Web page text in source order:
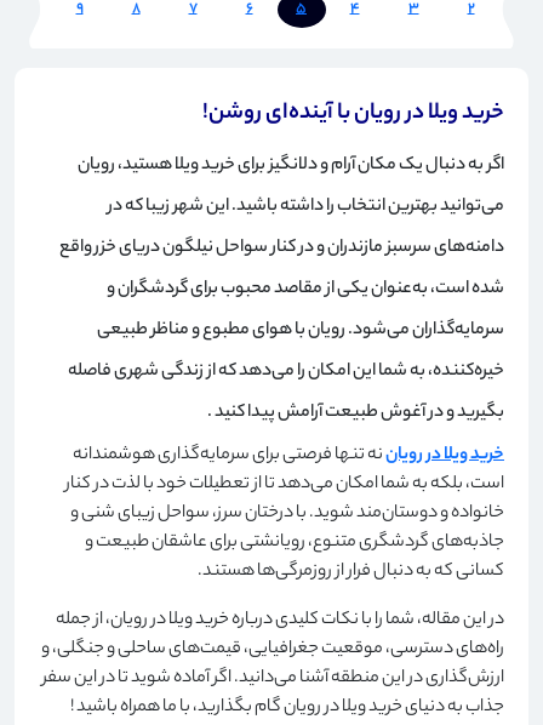
2
3
4
5
6
7
8
9
خرید ویلا در رویان با آینده‌ای روشن!
اگر به دنبال یک مکان آرام و دلانگیز برای خرید ویلا هستید، رویان
می‌توانید بهترین انتخاب را داشته باشید. این شهر زیبا که در
دامنه‌های سرسبز مازندران و در کنار سواحل نیلگون دریای خزر واقع
شده است، به‌عنوان یکی از مقاصد محبوب برای گردشگران و
سرمایه‌گذاران می‌شود. رویان با هوای مطبوع و مناظر طبیعی
خیره‌کننده، به شما این امکان را می‌دهد که از زندگی شهری فاصله
بگیرید و در آغوش طبیعت آرامش پیدا کنید.
خرید ویلا در رویاننه تنها فرصتی برای سرمایه‌گذاری هوشمندانه
است، بلکه به شما امکان می‌دهد تا از تعطیلات خود با لذت در کنار
خانواده و دوستان‌مند شوید. با درختان سرز، سواحل زیبای شنی و
جاذبه‌های گردشگری متنوع، رویانشتی برای عاشقان طبیعت و
کسانی که به دنبال فرار از روزمرگی‌ها هستند.
در این مقاله، شما را با نکات کلیدی درباره خرید ویلا در رویان، از جمله
راه‌های دسترسی، موقعیت جغرافیایی، قیمت‌های ساحلی و جنگلی، و
ارزش‌گذاری در این منطقه آشنا می‌دانید. اگر آماده شوید تا در این سفر
جذاب به دنیای خرید ویلا در رویان گام بگذارید، با ما همراه باشید!